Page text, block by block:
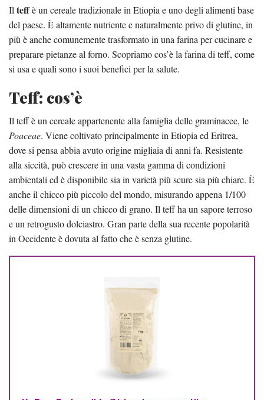
Il teffè un cereale tradizionale in Etiopia e uno degli alimenti base
del paese. È altamente nutriente e naturalmente privo di glutine, in
più è anche comunemente trasformato in una farina per cucinare e
preparare pietanze al forno. Scopriamo cos’è la farina di teff, come
si usa e quali sono i suoi benefici per la salute.
Teff: cos’è
Il teff è un cereale appartenente alla famiglia delle graminacee, le
Poaceae. Viene coltivato principalmente in Etiopia ed Eritrea,
dove si pensa abbia avuto origine migliaia di anni fa. Resistente
alla siccità, può crescere in una vasta gamma di condizioni
ambientali ed è disponibile sia in varietà più scure sia più chiare. È
anche il chicco più piccolo del mondo, misurando appena 1/100
delle dimensioni di un chicco di grano. Il teff ha un sapore terroso
e un retrogusto dolciastro. Gran parte della sua recente popolarità
in Occidente è dovuta al fatto che è senza glutine.